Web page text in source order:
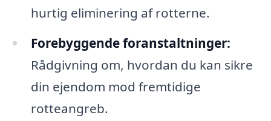
hurtig eliminering af rotterne.
Forebyggende foranstaltninger:
Rådgivning om, hvordan du kan sikre
din ejendom mod fremtidige
rotteangreb.